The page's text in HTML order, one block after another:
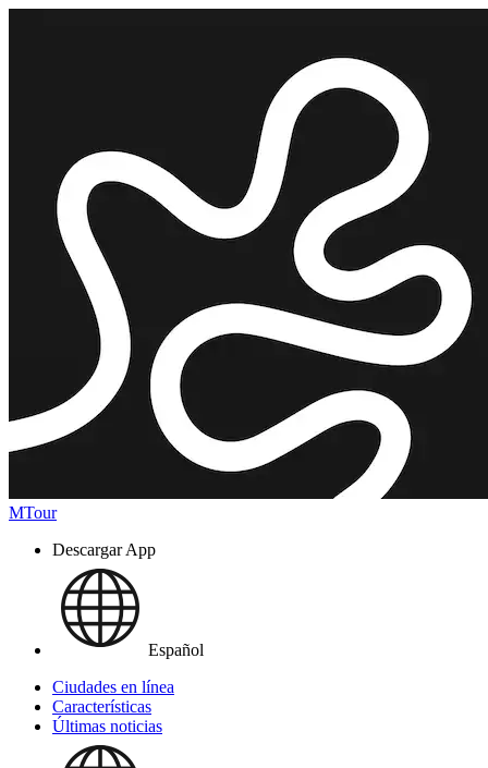
MTour
Descargar App
Español
Ciudades en línea
Características
Últimas noticias